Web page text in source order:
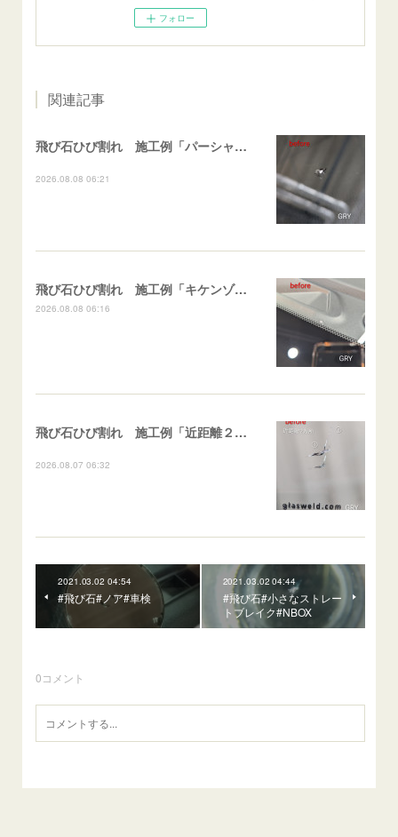
フォロー
関連記事
飛び石ひび割れ 施工例「パーシャル系・衝撃点範囲ハマカケ」エスティマ
2026.08.08 06:21
飛び石ひび割れ 施工例「キケンゾーン範囲・ストレートブレイク」フェアレディＺ
2026.08.08 06:16
飛び石ひび割れ 施工例「近距離２箇所・パーシャル系+ストレート系」CX-8
2026.08.07 06:32
2021.03.02 04:54
#飛び石#ノア#車検
2021.03.02 04:44
#飛び石#小さなストレー
トブレイク#NBOX
0コメント